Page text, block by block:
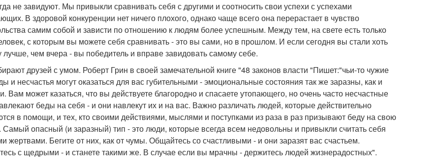
не завидуют. Мы привыкли сравнивать себя с другими и соотносить свои успехи с успехами
В здоровой конкуренции нет ничего плохого, однако чаще всего она перерастает в чувство
самим собой и зависти по отношению к людям более успешным. Между тем, на свете есть только
с которым вы можете себя сравнивать - это вы сами, но в прошлом. И если сегодня вы стали хоть
лучше, чем вчера - вы победитель и вправе завидовать самому себе.
друзей с умом. Роберт Грин в своей замечательной книге "48 законов власти "Пишет:"чьи-то чужие
и несчастья могут оказаться для вас губительными - эмоциональные состояния так же заразны, как и
Вам может казаться, что вы действуете благородно и спасаете утопающего, но очень часто несчастные
беды на себя - и они навлекут их и на вас. Важно различать людей, которые действительно
в помощи, и тех, кто своими действиями, мыслями и поступками из раза в раз призывают беду на свою
Самый опасный (и заразный) тип - это люди, которые всегда всем недовольны и привыкли считать себя
жертвами. Бегите от них, как от чумы. Общайтесь со счастливыми - и они заразят вас счастьем.
с щедрыми - и станете такими же. В случае если вы мрачны - держитесь людей жизнерадостных".